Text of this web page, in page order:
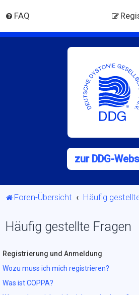
FAQ
zur DDG-
Foren-Übersicht Häufig
Häufig gestellte Fragen
Registrierung und Anmeldung
Wozu muss ich mich registrieren?
Was ist COPPA?